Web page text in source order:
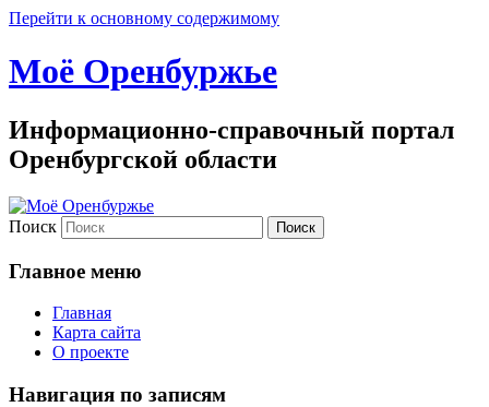
Перейти к основному содержимому
Моё Оренбуржье
Информационно-справочный портал
Оренбургской области
Поиск
Главное меню
Главная
Карта сайта
О проекте
Навигация по записям